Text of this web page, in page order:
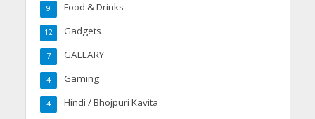
Food & Drinks
9
Gadgets
12
GALLARY
7
Gaming
4
Hindi / Bhojpuri Kavita
4